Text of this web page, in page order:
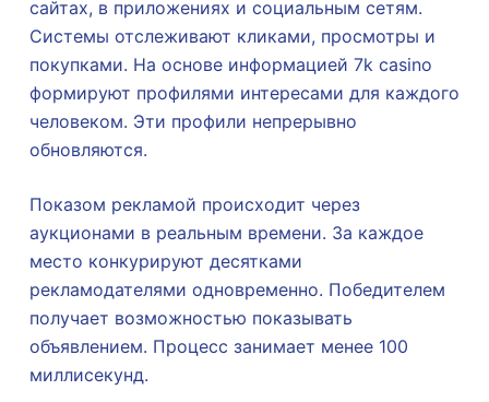
сайтах, в приложениях и социальным сетям.
Системы отслеживают кликами, просмотры и
покупками. На основе информацией 7k casino
формируют профилями интересами для каждого
человеком. Эти профили непрерывно
обновляются.
Показом рекламой происходит через
аукционами в реальным времени. За каждое
место конкурируют десятками
рекламодателями одновременно. Победителем
получает возможностью показывать
объявлением. Процесс занимает менее 100
миллисекунд.